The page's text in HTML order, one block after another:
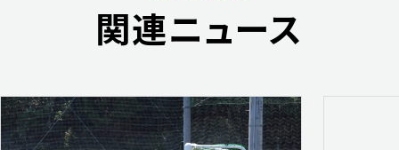
関連ニュース